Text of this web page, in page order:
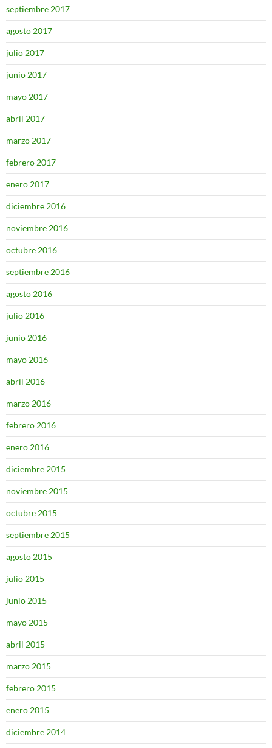
septiembre 2017
agosto 2017
julio 2017
junio 2017
mayo 2017
abril 2017
marzo 2017
febrero 2017
enero 2017
diciembre 2016
noviembre 2016
octubre 2016
septiembre 2016
agosto 2016
julio 2016
junio 2016
mayo 2016
abril 2016
marzo 2016
febrero 2016
enero 2016
diciembre 2015
noviembre 2015
octubre 2015
septiembre 2015
agosto 2015
julio 2015
junio 2015
mayo 2015
abril 2015
marzo 2015
febrero 2015
enero 2015
diciembre 2014